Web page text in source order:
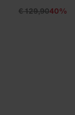
€ 129,9040%